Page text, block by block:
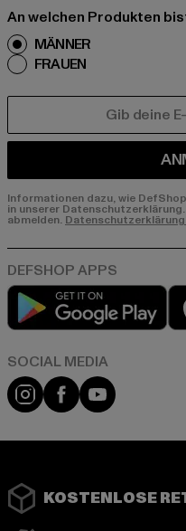
An welchen Produkten
MÄNNER
FRAUEN
Informationen dazu, wie
in unserer
abmelden.
Instagram
FacebookYouTube
KOSTENLOSE